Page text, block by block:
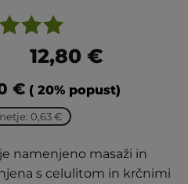
12,80€
€( 20% popust)
0,63 €
namenjeno masaži in
s celulitom in krčnimi